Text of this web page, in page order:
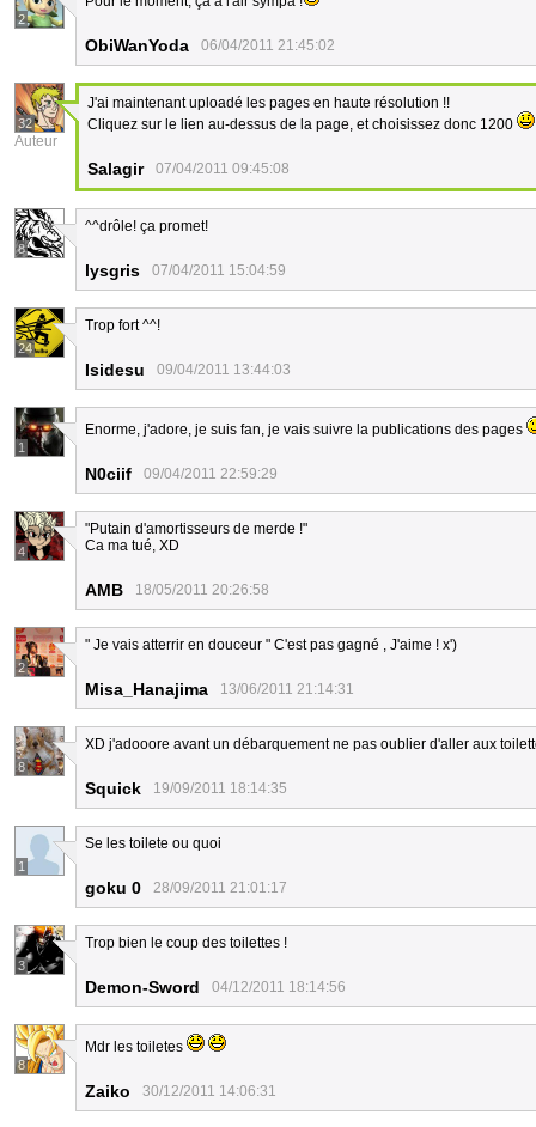
2
ObiWanYoda 06/04/2011 21:45:02
32
Auteur
J'ai maintenant uploadé les pages en haute résolution !!
Cliquez sur le lien au-dessus de la page, et choisissez donc 1200
Salagir 07/04/2011 09:45:08
8
^^drôle! ça promet!
lysgris 07/04/2011 15:04:59
24
Trop fort ^^!
Isidesu 09/04/2011 13:44:03
1
Enorme, j'adore, je suis fan, je vais suivre la publications des pages
N0ciif 09/04/2011 22:59:29
4
"Putain d'amortisseurs de merde !"
Ca ma tué, XD
AMB 18/05/2011 20:26:58
2
" Je vais atterrir en douceur " C'est pas gagné , J'aime ! x')
Misa_Hanajima 13/06/2011 21:14:31
8
XD j'adooore avant un débarquement ne pas oublier d'aller aux
Squick 19/09/2011 18:14:35
1
Se les toilete ou quoi
goku 0 28/09/2011 21:01:17
3
Trop bien le coup des toilettes !
Demon-Sword 04/12/2011 18:14:56
8
Mdr les toiletes
Zaiko 30/12/2011 14:06:31